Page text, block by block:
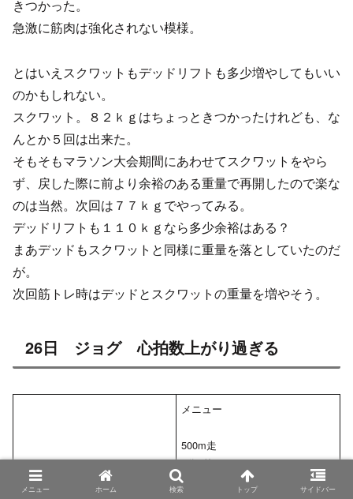
きつかった。
急激に筋肉は強化されない模様。
とはいえスクワットもデッドリフトも多少増やしてもいい
のかもしれない。
スクワット。８２ｋｇはちょっときつかったけれども、な
んとか５回は出来た。
そもそもマラソン大会期間にあわせてスクワットをやら
ず、戻した際に前より余裕のある重量で再開したので楽な
のは当然。次回は７７ｋｇでやってみる。
デッドリフトも１１０ｋｇなら多少余裕はある？
まあデッドもスクワットと同様に重量を落としていたのだ
が。
次回筋トレ時はデッドとスクワットの重量を増やそう。
26日 ジョグ 心拍数上がり過ぎる
ランニング
メニュー
500m走
2分8秒
メニュー ホーム 検索 トップ サイドバー